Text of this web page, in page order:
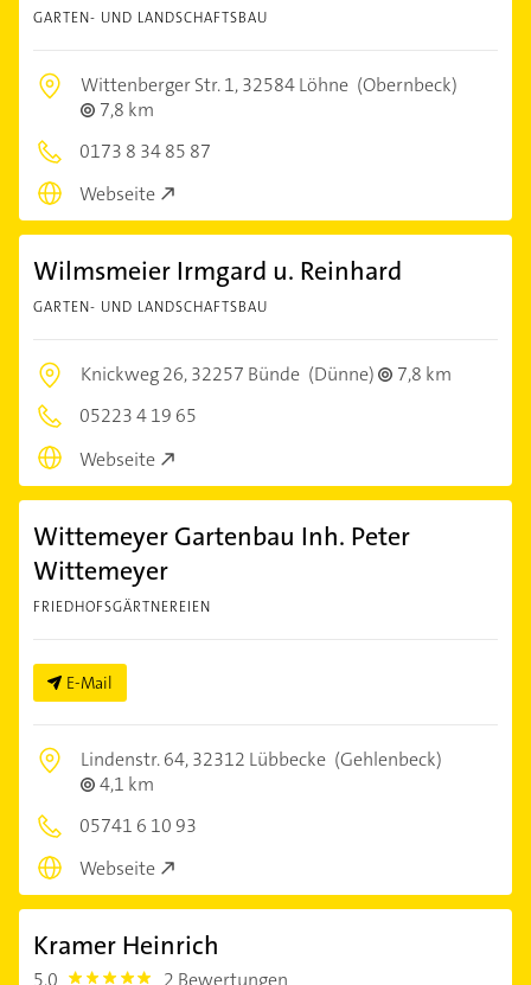
GARTEN- UND LANDSCHAFTSBAU
Wittenberger Str. 1,32584 Löhne (Obernbeck)
7,8 km
0173 8 34 85 87
Webseite
Wilmsmeier Irmgard u. Reinhard
GARTEN- UND LANDSCHAFTSBAU
Knickweg 26,32257 Bünde (Dünne)
7,8 km
05223 4 19 65
Webseite
Wittemeyer Gartenbau Inh. Peter
Wittemeyer
FRIEDHOFSGÄRTNEREIEN
E-Mail
Lindenstr. 64,32312 Lübbecke (Gehlenbeck)
4,1 km
05741 6 10 93
Webseite
Kramer Heinrich